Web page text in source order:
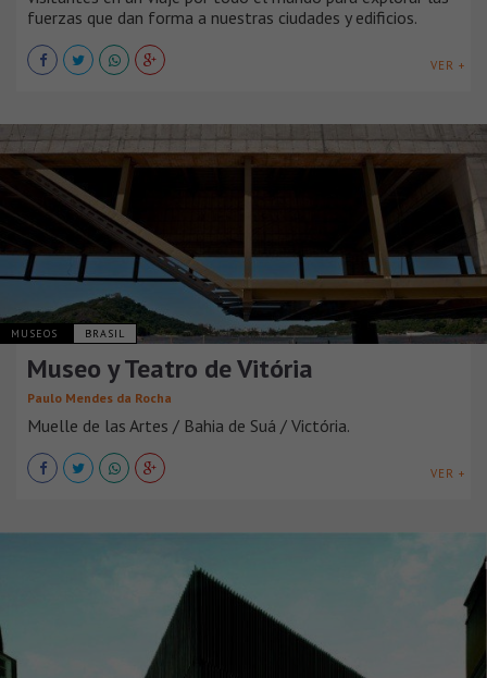
fuerzas que dan forma a nuestras ciudades y edificios.
VER +
MUSEOS BRASIL
Museo y Teatro de Vitória
Paulo Mendes da Rocha
Muelle de las Artes / Bahia de Suá / Victória.
VER +